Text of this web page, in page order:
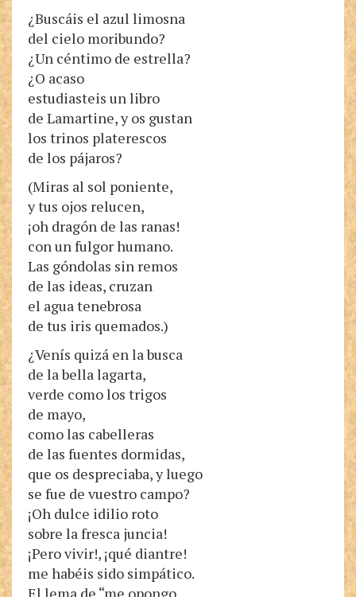
¿Buscáis el azul limosna
del cielo moribundo?
¿Un céntimo de estrella?
¿O acaso
estudiasteis un libro
de Lamartine, y os gustan
los trinos platerescos
de los pájaros?
(Miras al sol poniente,
y tus ojos relucen,
¡oh dragón de las ranas!
con un fulgor humano.
Las góndolas sin remos
de las ideas, cruzan
el agua tenebrosa
de tus iris quemados.)
¿Venís quizá en la busca
de la bella lagarta,
verde como los trigos
de mayo,
como las cabelleras
de las fuentes dormidas,
que os despreciaba, y luego
se fue de vuestro campo?
¡Oh dulce idilio roto
sobre la fresca juncia!
¡Pero vivir!, ¡qué diantre!
me habéis sido simpático.
El lema de “me opongo